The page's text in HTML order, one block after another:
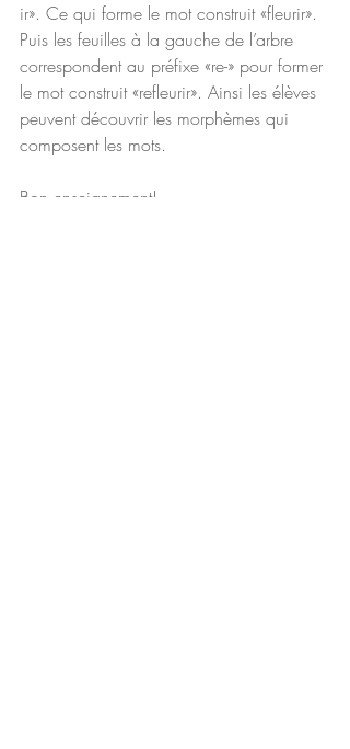
ir». Ce qui forme le mot construit «fleurir».
Puis les feuilles à la gauche de l’arbre
correspondent au préfixe «re-» pour former
le mot construit «refleurir». Ainsi les élèves
peuvent découvrir les morphèmes qui
composent les mots.
Bon enseignement!